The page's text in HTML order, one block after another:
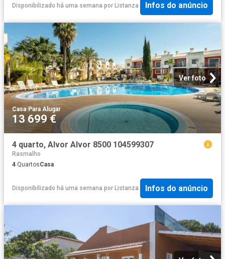
Disponibilizado há uma semana por Listanza Infos do anúncio
Ver foto
Casa·Para Alugar
13 699 €
4 quarto, Alvor Alvor 8500 104599307
Rasmalho
4 QuartosCasa
Disponibilizado há uma semana por Listanza Infos do anúncio